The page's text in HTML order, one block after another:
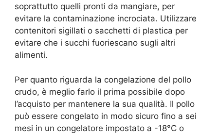
soprattutto quelli pronti da mangiare, per
evitare la contaminazione incrociata. Utilizzare
contenitori sigillati o sacchetti di plastica per
evitare che i succhi fuoriescano sugli altri
alimenti.
Per quanto riguarda la congelazione del pollo
crudo, è meglio farlo il prima possibile dopo
l’acquisto per mantenere la sua qualità. Il pollo
può essere congelato in modo sicuro fino a sei
mesi in un congelatore impostato a -18°C o